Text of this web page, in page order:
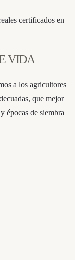
VIDA
a los agricultores
que mejor
épocas de siembra